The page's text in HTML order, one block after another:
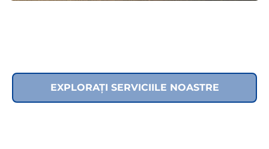
EXPLORAȚI SERVICIILE NOASTRE